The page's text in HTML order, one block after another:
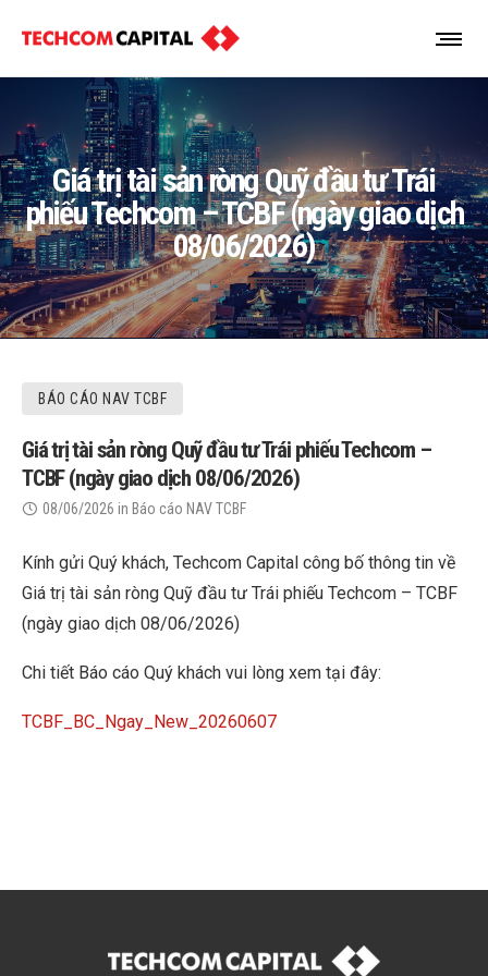
Giá trị tài sản ròng Quỹ đầu tư Trái
phiếu Techcom – TCBF (ngày giao dịch
08/06/2026)
BÁO CÁO NAV TCBF
Giá trị tài sản ròng Quỹ đầu tư Trái phiếu Techcom –
TCBF (ngày giao dịch 08/06/2026)
08/06/2026 in Báo cáo NAV TCBF
Kính gửi Quý khách, Techcom Capital công bố thông tin về
Giá trị tài sản ròng Quỹ đầu tư Trái phiếu Techcom – TCBF
(ngày giao dịch 08/06/2026)
Chi tiết Báo cáo Quý khách vui lòng xem tại đây:
TCBF_BC_Ngay_New_20260607